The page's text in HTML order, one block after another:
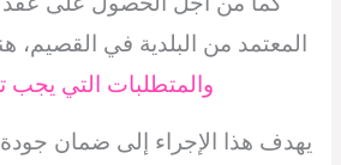
المعتمد من البلدية في
والمتطلبات التي يجب
يهدف هذا الإجراء إلى ضمان